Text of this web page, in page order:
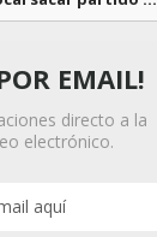
EMAIL!
directo a la
electrónico.